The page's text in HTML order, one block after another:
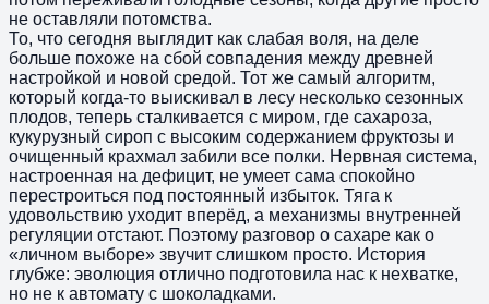
не оставляли потомства.
То, что сегодня выглядит как слабая воля, на деле
больше похоже на сбой совпадения между древней
настройкой и новой средой. Тот же самый алгоритм,
который когда-то выискивал в лесу несколько сезонных
плодов, теперь сталкивается с миром, где сахароза,
кукурузный сироп с высоким содержанием фруктозы и
очищенный крахмал забили все полки. Нервная система,
настроенная на дефицит, не умеет сама спокойно
перестроиться под постоянный избыток. Тяга к
удовольствию уходит вперёд, а механизмы внутренней
регуляции отстают. Поэтому разговор о сахаре как о
«личном выборе» звучит слишком просто. История
глубже: эволюция отлично подготовила нас к нехватке,
но не к автомату с шоколадками.